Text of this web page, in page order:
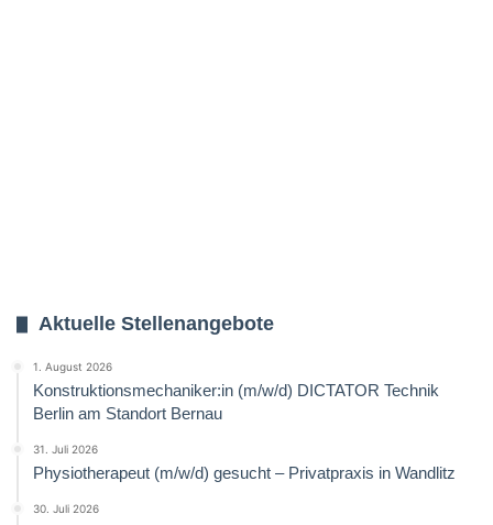
Aktuelle Stellenangebote
1. August 2026
Konstruktionsmechaniker:in (m/w/d) DICTATOR Technik
Berlin am Standort Bernau
31. Juli 2026
Physiotherapeut (m/w/d) gesucht – Privatpraxis in Wandlitz
30. Juli 2026